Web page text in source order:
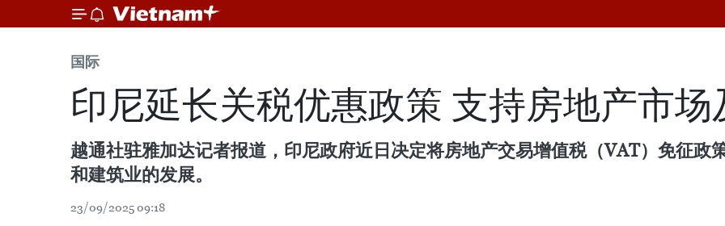
国际
印尼延长关税优惠政策 支持房地产市
越通社驻雅加达记者报道，印尼政府近日决定将房地产交易增值税（VAT）免征政
和建筑业的发展。
23/09/2025 09:18